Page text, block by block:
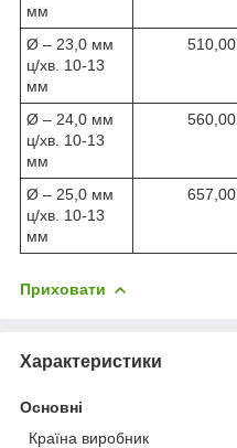
мм
Ø – 23,0 мм
ц/хв. 10-13
мм
510,00
Ø – 24,0 мм
ц/хв. 10-13
мм
560,00
Ø – 25,0 мм
ц/хв. 10-13
мм
657,00
Приховати
Характеристики
Основні
Країна виробник